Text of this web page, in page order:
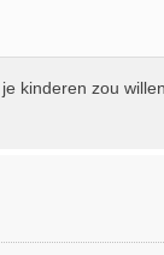
kinderen zou